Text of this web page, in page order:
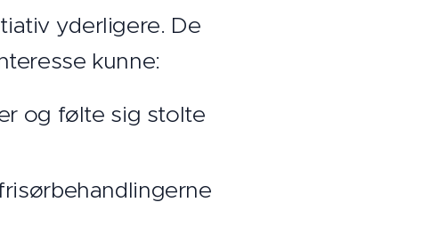
yderligere. De
kunne:
og følte sig stolte